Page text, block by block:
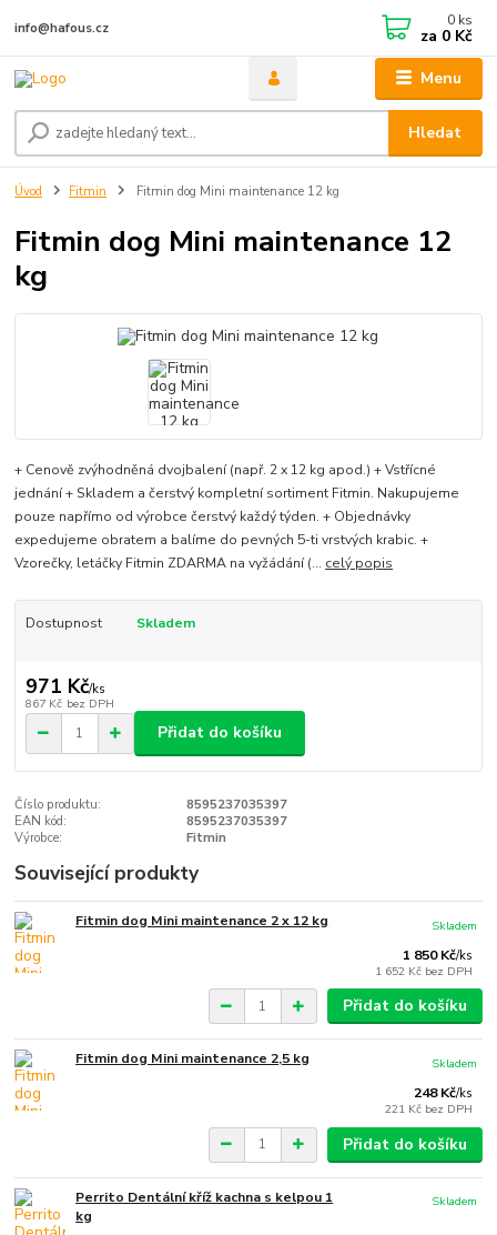
Menu
Hledat
info@hafous.cz 0 ks
za 0 Kč
Úvod Fitmin Fitmin dog Mini maintenance 12 kg
Fitmin dog Mini maintenance 12
kg
+ Cenově zvýhodněná dvojbalení (např. 2 x 12 kg apod.) + Vstřícné
jednání + Skladem a čerstvý kompletní sortiment Fitmin. Nakupujeme
pouze napřímo od výrobce čerstvý každý týden. + Objednávky
expedujeme obratem a balíme do pevných 5-ti vrstvých krabic. +
Vzorečky, letáčky Fitmin ZDARMA na vyžádání (... celý popis
Dostupnost Skladem
971 Kč/ks
867 Kč bez DPH
Přidat do košíku
Číslo produktu:
8595237035397
EAN kód:
8595237035397
Výrobce:
Fitmin
Související produkty
Fitmin dog Mini maintenance 2 x 12 kg
1 850 Kč/ks
1 652 Kč bez DPH
Skladem
Přidat do košíku
Fitmin dog Mini maintenance 2,5 kg
248 Kč/ks
221 Kč bez DPH
Skladem
Přidat do košíku
Perrito Dentální kříž kachna s kelpou 1
kg
Skladem